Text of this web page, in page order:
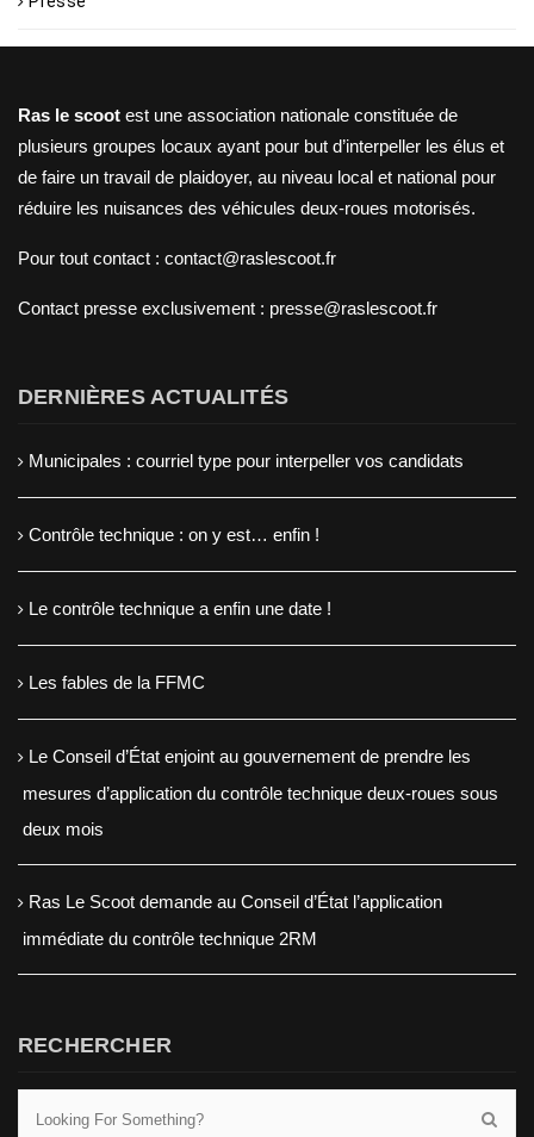
Ras le scoot est une association nationale constituée de
plusieurs groupes locaux ayant pour but d’interpeller les élus et
de faire un travail de plaidoyer, au niveau local et national pour
réduire les nuisances des véhicules deux-roues motorisés.
Pour tout contact : contact@raslescoot.fr
Contact presse exclusivement : presse@raslescoot.fr
DERNIÈRES ACTUALITÉS
Municipales : courriel type pour interpeller vos candidats
Contrôle technique : on y est… enfin !
Le contrôle technique a enfin une date !
Les fables de la FFMC
Le Conseil d’État enjoint au gouvernement de prendre les
mesures d’application du contrôle technique deux-roues sous
deux mois
Ras Le Scoot demande au Conseil d’État l’application
immédiate du contrôle technique 2RM
RECHERCHER